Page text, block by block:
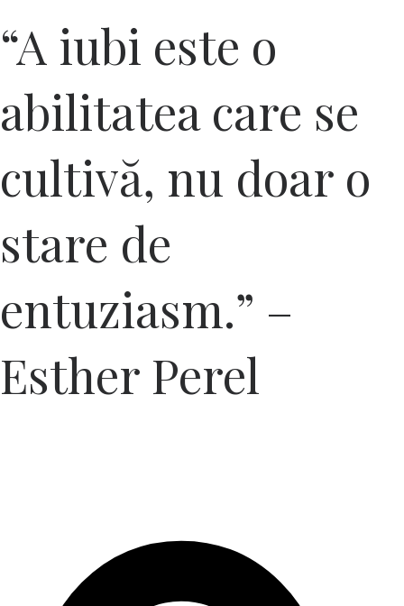
“A iubi este o
abilitatea care se
cultivă, nu doar o
stare de
entuziasm.” –
Esther Perel